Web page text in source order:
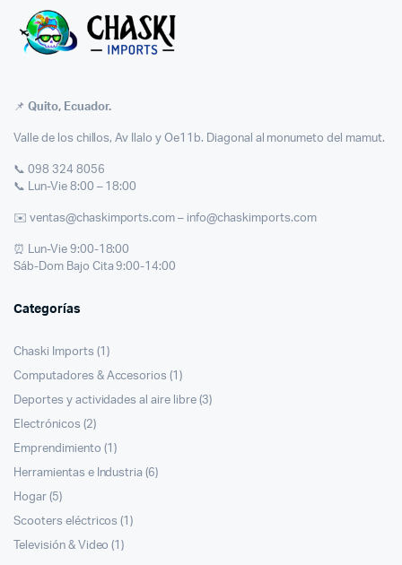
📌 Quito, Ecuador.
Valle de los chillos, Av Ilalo y Oe11b. Diagonal al monumeto del mamut.
📞 098 324 8056
📞 Lun-Vie 8:00 – 18:00
✉️ ventas@chaskimports.com – info@chaskimports.com
⏰ Lun-Vie 9:00-18:00
Sáb-Dom Bajo Cita 9:00-14:00
Categorías
Chaski Imports (1)
Computadores & Accesorios (1)
Deportes y actividades al aire libre (3)
Electrónicos (2)
Emprendimiento (1)
Herramientas e Industria (6)
Hogar (5)
Scooters eléctricos (1)
Televisión & Video (1)